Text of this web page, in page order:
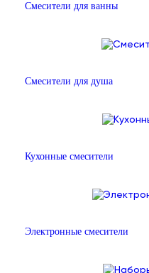
Смесители для ванны
Смесители для душа
Кухонные смесители
Электронные смесители